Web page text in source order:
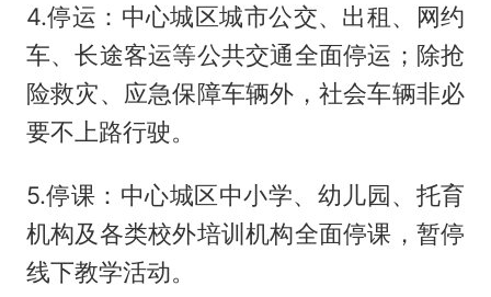
4.停运：中心城区城市公交、出租、网约
车、长途客运等公共交通全面停运；除抢
险救灾、应急保障车辆外，社会车辆非必
要不上路行驶。
5.停课：中心城区中小学、幼儿园、托育
机构及各类校外培训机构全面停课，暂停
线下教学活动。